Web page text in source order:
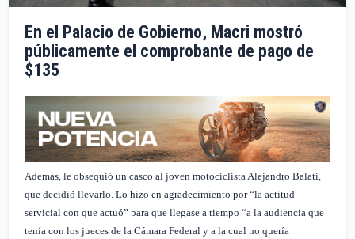
En el Palacio de Gobierno, Macri mostró
públicamente el comprobante de pago de
$135
Además, le obsequió un casco al joven motociclista Alejandro Balati,
que decidió llevarlo. Lo hizo en agradecimiento por “la actitud
servicial con que actuó” para que llegase a tiempo “a la audiencia que
tenía con los jueces de la Cámara Federal y a la cual no quería